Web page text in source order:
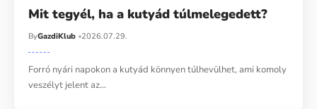
Mit tegyél, ha a kutyád túlmelegedett?
ByGazdiKlub 2026.07.29.
Forró nyári napokon a kutyád könnyen túlhevülhet, ami komoly
veszélyt jelent az…